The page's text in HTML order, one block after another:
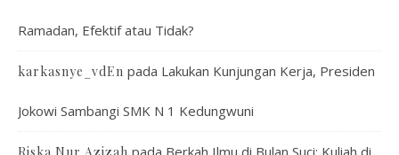
Ramadan, Efektif atau Tidak?
karkasnye_vdEn pada Lakukan Kunjungan Kerja, Presiden
Jokowi Sambangi SMK N 1 Kedungwuni
pada Berkah Ilmu di Bulan Suci: Kuliah di